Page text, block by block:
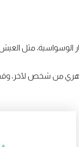
الوسواسية، مثل
من شخص لآخر، وقد